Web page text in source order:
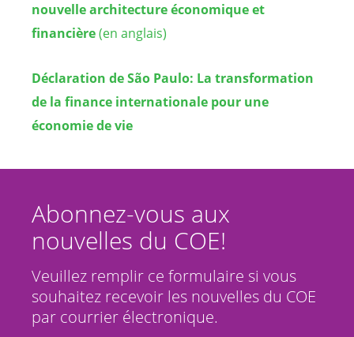
nouvelle architecture économique et
financière(en anglais)
Déclaration de São Paulo: La transformation
de la finance internationale pour une
économie de vie
Abonnez-vous aux
nouvelles du COE!
Veuillez remplir ce formulaire si vous
souhaitez recevoir les nouvelles du COE
par courrier électronique.